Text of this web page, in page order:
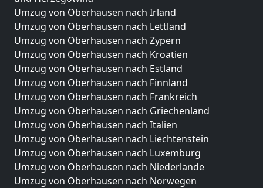
Umzug von Oberhausen nach Irland
Umzug von Oberhausen nach Lettland
Umzug von Oberhausen nach Zypern
Umzug von Oberhausen nach Kroatien
Umzug von Oberhausen nach Estland
Umzug von Oberhausen nach Finnland
Umzug von Oberhausen nach Frankreich
Umzug von Oberhausen nach Griechenland
Umzug von Oberhausen nach Italien
Umzug von Oberhausen nach Liechtenstein
Umzug von Oberhausen nach Luxemburg
Umzug von Oberhausen nach Niederlande
Umzug von Oberhausen nach Norwegen